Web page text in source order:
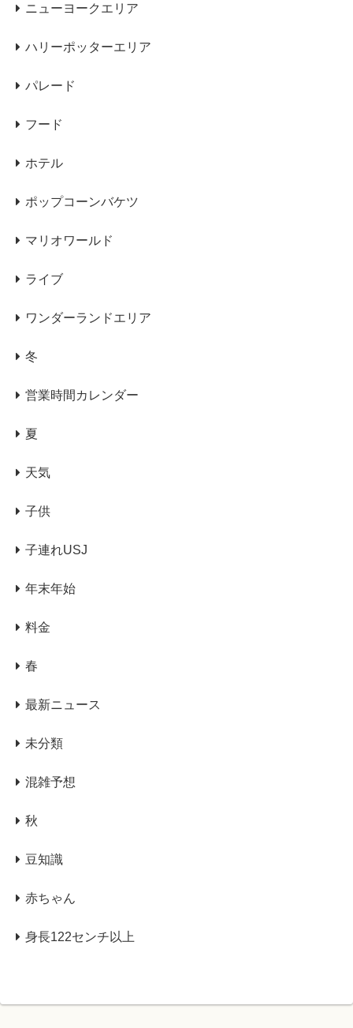
ニューヨークエリア
ハリーポッターエリア
パレード
フード
ホテル
ポップコーンバケツ
マリオワールド
ライブ
ワンダーランドエリア
冬
営業時間カレンダー
夏
天気
子供
子連れUSJ
年末年始
料金
春
最新ニュース
未分類
混雑予想
秋
豆知識
赤ちゃん
身長122センチ以上